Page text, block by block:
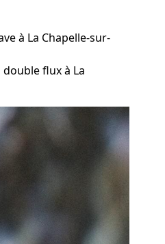
à La Chapelle-sur-
flux à La